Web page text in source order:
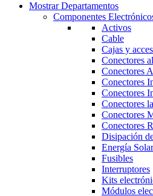
Mostrar Departamentos
Componentes
Activos
Cable
Cajas y
Conectores
Conectores
Conectores
Conectores
Conectores
Conectores
Conectores
Disipación
Energía Solar
Fusibles
Interruptores
Kits
Módulos